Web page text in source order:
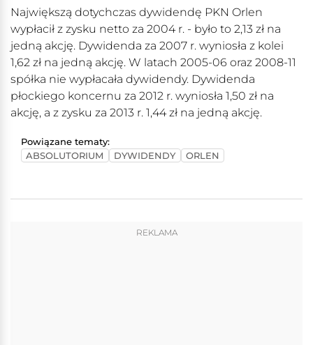
Największą dotychczas dywidendę PKN Orlen
wypłacił z zysku netto za 2004 r. - było to 2,13 zł na
jedną akcję. Dywidenda za 2007 r. wyniosła z kolei
1,62 zł na jedną akcję. W latach 2005-06 oraz 2008-11
spółka nie wypłacała dywidendy. Dywidenda
płockiego koncernu za 2012 r. wyniosła 1,50 zł na
akcję, a z zysku za 2013 r. 1,44 zł na jedną akcję.
Powiązane tematy:
ABSOLUTORIUM
DYWIDENDY ORLEN
REKLAMA